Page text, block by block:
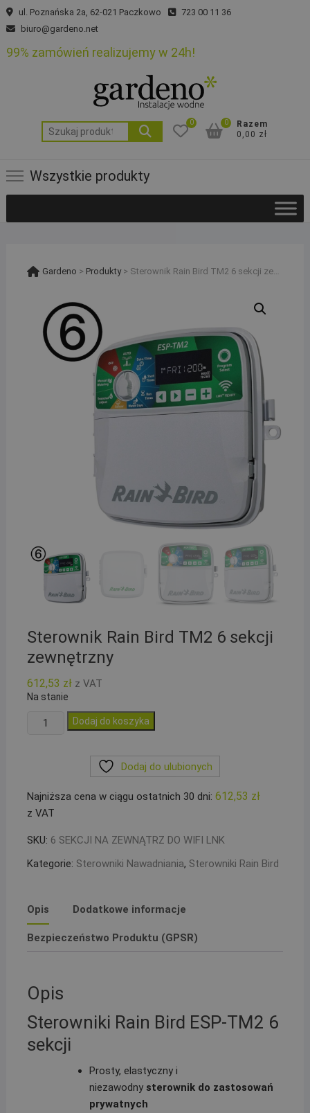
Skip
to
ul. Poznańska 2a, 62-021 Paczkowo
723 00 11 36
biuro@gardeno.net
99% zamówień realizujemy w 24h!
Szukaj:
0
Razem
0,00 zł
0
Wszystkie produkty
Gardeno > Produkty> Sterownik Rain Bird TM2 6 sekcji zewnętrzny
Sterownik Rain Bird TM2 6 sekcji
zewnętrzny
612,53 zł z VAT
Na stanie
ilość
6
sekcji
zewnętrzny
Dodaj do koszyka
Dodaj do ulubionych
Najniższa cena w ciągu ostatnich 30 dni: 612,53 zł
z VAT
SKU: 6 SEKCJI NA ZEWNĄTRZ DO WIFI LNK
Kategorie: Sterowniki Nawadniania, Sterowniki Rain Bird
Opis Dodatkowe informacje
Bezpieczeństwo Produktu (GPSR)
Opis
Sterowniki Rain Bird ESP-TM2 6
sekcji
Prosty, elastyczny i
niezawodny sterownik do zastosowań
prywatnych